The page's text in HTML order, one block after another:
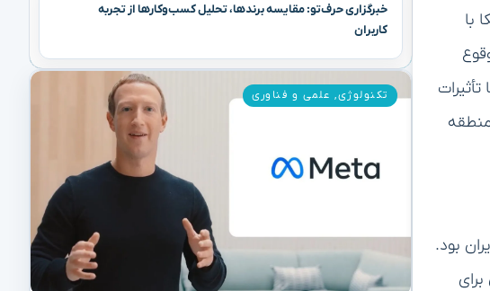
خبرگزاری حرف‌تو: مقایسه برندها، تحلیل کسب‌وکارها از تجربه
کاربران
تکنولوژی, علمی و فناوری
با
به وقوع
علیه ایران بود.